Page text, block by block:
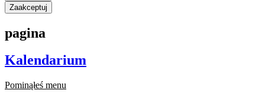
Zaakceptuj
pagina
Kalendarium
Pominąłeś menu